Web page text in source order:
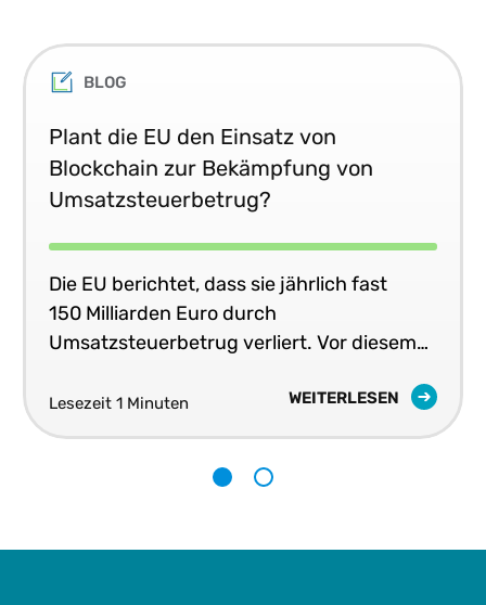
BLOG
Plant die EU den Einsatz von
Blockchain zur Bekämpfung von
Umsatzsteuerbetrug?
Die EU berichtet, dass sie jährlich fast
150 Milliarden Euro durch
Umsatzsteuerbetrug verliert. Vor diesem
Reduzierung dieses Verlustes diskutiert.
Lesezeit 1 Minuten WEITERLESEN